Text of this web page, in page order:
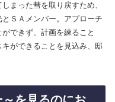
まった彗を取り戻すため、
ＳＡメンバー。アプローチ
できず、計画を練ること
ができることを見込み、邸